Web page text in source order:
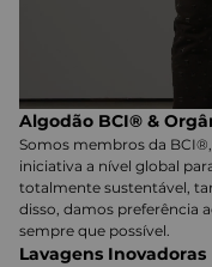
Algodão BCI® &
Somos membros da
iniciativa a nível global
totalmente sustentável,
disso, damos preferência
sempre que possível.
Lavagens Inovadoras